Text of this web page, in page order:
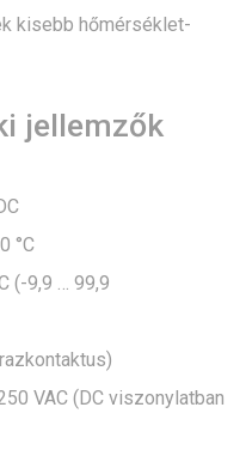
kisebb hőmérséklet-
jellemzők
°C
(-9,9 … 99,9
VAC (DC viszonylatban